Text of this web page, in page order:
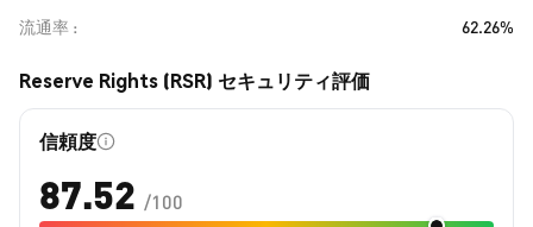
流通率
62.26%
Reserve Rights (RSR) セキュリティ評価
信頼度
87.52 /100